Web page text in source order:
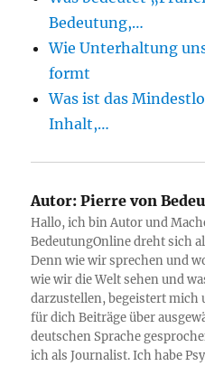
Bedeutung,…
Wie Unterhaltung
formt
Was ist das
Inhalt,…
Autor: Pierre von
Hallo, ich bin Autor und
BedeutungOnline dreht sich
Denn wie wir sprechen und
wie wir die Welt sehen und
darzustellen, begeistert mich
für dich Beiträge über
deutschen Sprache
ich als Journalist. Ich habe